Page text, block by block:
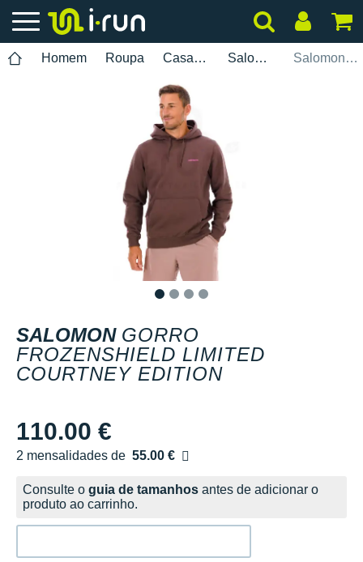
Homem Roupa Casacos de felpa Salomon Salomon Gorro Frozenshield Limited Courtney Edition
SALOMON GORRO
FROZENSHIELD LIMITED
COURTNEY EDITION
110.00 €
2 mensalidades de 55.00 €
sem custos
Consulte o guia de tamanhos antes de adicionar o
produto ao carrinho.